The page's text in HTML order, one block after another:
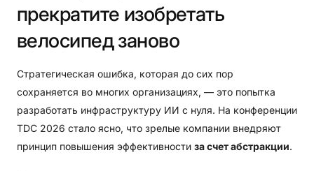
прекратите изобретать
велосипед заново
Стратегическая ошибка, которая до сих пор
сохраняется во многих организациях, — это попытка
разработать инфраструктуру ИИ с нуля. На конференции
TDC 2026 стало ясно, что зрелые компании внедряют
принцип повышения эффективности за счет абстракции.